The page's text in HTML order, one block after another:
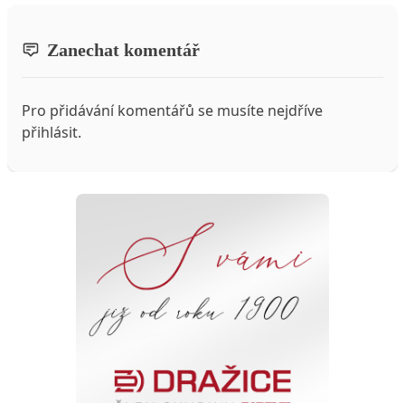
Zanechat komentář
Pro přidávání komentářů se musíte nejdříve
přihlásit.